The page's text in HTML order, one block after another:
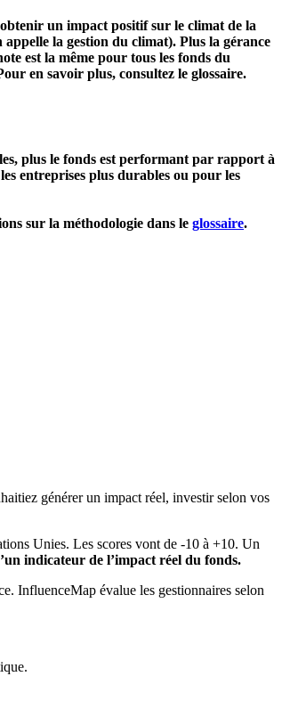
un impact positif sur le climat de la
la gestion du climat). Plus la gérance
est la même pour tous les fonds du
en savoir plus, consultez le glossaire.
plus le fonds est performant par rapport à
entreprises plus durables ou pour les
sur la méthodologie dans le glossaire.
générer un impact réel, investir selon vos
Unies. Les scores vont de -10 à +10. Un
indicateur de l’impact réel du fonds.
InfluenceMap évalue les gestionnaires selon